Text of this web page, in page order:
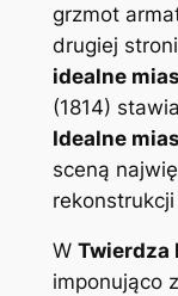
grzmot
drugiej
idealne
(1814)
Idealne
sceną
W Twierdza
imponująco